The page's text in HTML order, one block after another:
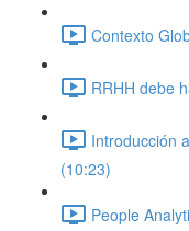
Contexto
RRHH debe
Introducción
(10:23)
People